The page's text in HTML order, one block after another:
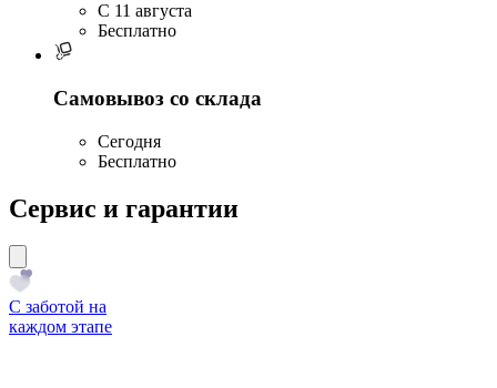
C 11 августа
Бесплатно
Самовывоз со склада
Сегодня
Бесплатно
Сервис и гарантии
С заботой на
каждом этапе